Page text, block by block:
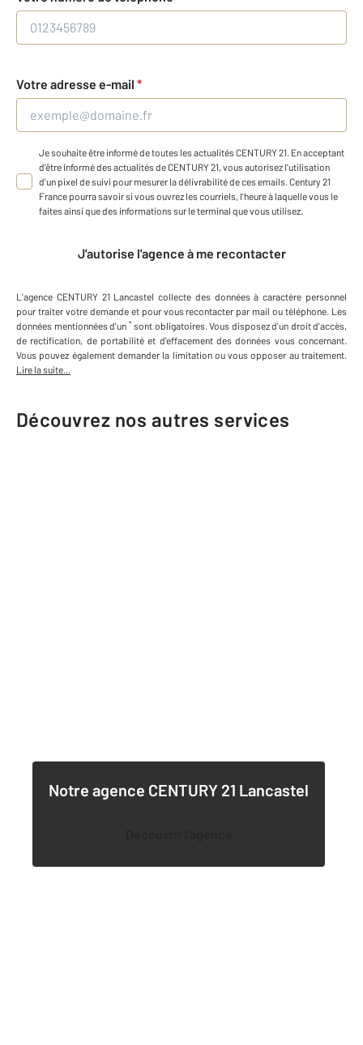
Votre adresse e-mail *
Je souhaite être informé de toutes les actualités CENTURY 21. En acceptant
d'être informé des actualités de CENTURY 21, vous autorisez l'utilisation
d'un pixel de suivi pour mesurer la délivrabilité de ces emails. Century 21
France pourra savoir si vous ouvrez les courriels, l'heure à laquelle vous le
faites ainsi que des informations sur le terminal que vous utilisez.
J'autorise l'agence à me recontacter
L'agence CENTURY 21 Lancastel collecte des données à caractère personnel
pour traiter votre demande et pour vous recontacter par mail ou téléphone. Les
données mentionnées d'un * sont obligatoires. Vous disposez d'un droit d'accès,
de rectification, de portabilité et d'effacement des données vous concernant.
Vous pouvez également demander la limitation ou vous opposer au traitement.
Lire la suite...
Découvrez nos autres services
Notre agence CENTURY 21 Lancastel